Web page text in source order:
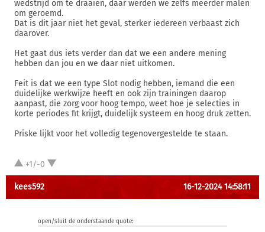
wedstrijd om te draaien, daar werden we zelfs meerder malen
om geroemd.
Dat is dit jaar niet het geval, sterker iedereen verbaast zich
daarover.
Het gaat dus iets verder dan dat we een andere mening
hebben dan jou en we daar niet uitkomen.
Feit is dat we een type Slot nodig hebben, iemand die een
duidelijke werkwijze heeft en ook zijn trainingen daarop
aanpast, die zorg voor hoog tempo, weet hoe je selecties in
korte periodes fit krijgt, duidelijk systeem en hoog druk zetten.
Priske lijkt voor het volledig tegenovergestelde te staan.
+1/-0
kees592 16-12-2024 14:58:11
open/sluit de onderstaande quote: